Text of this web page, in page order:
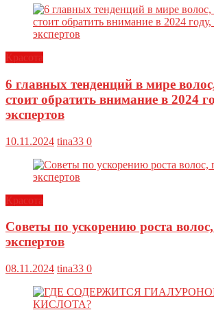
Красота
6 главных тенденций в мире
стоит обратить внимание в 2024
экспертов
10.11.2024 tina33 0
Красота
Советы по ускорению роста
экспертов
08.11.2024 tina33 0